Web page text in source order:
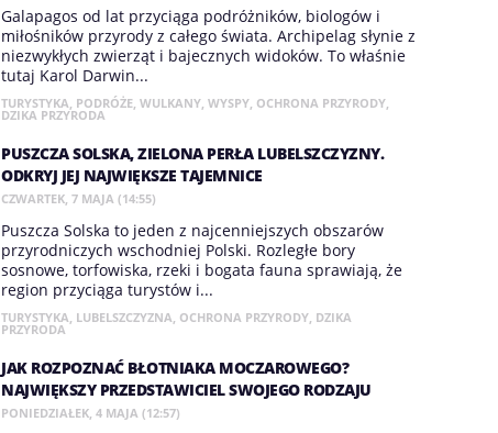
Galapagos od lat przyciąga podróżników, biologów i
miłośników przyrody z całego świata. Archipelag słynie z
niezwykłych zwierząt i bajecznych widoków. To właśnie
tutaj Karol Darwin...
TURYSTYKA, PODRÓŻE, WULKANY, WYSPY, OCHRONA PRZYRODY,
DZIKA PRZYRODA
PUSZCZA SOLSKA, ZIELONA PERŁA LUBELSZCZYZNY.
ODKRYJ JEJ NAJWIĘKSZE TAJEMNICE
CZWARTEK, 7 MAJA (14:55)
Puszcza Solska to jeden z najcenniejszych obszarów
przyrodniczych wschodniej Polski. Rozległe bory
sosnowe, torfowiska, rzeki i bogata fauna sprawiają, że
region przyciąga turystów i...
TURYSTYKA, LUBELSZCZYZNA, OCHRONA PRZYRODY, DZIKA
PRZYRODA
JAK ROZPOZNAĆ BŁOTNIAKA MOCZAROWEGO?
NAJWIĘKSZY PRZEDSTAWICIEL SWOJEGO RODZAJU
PONIEDZIAŁEK, 4 MAJA (12:57)